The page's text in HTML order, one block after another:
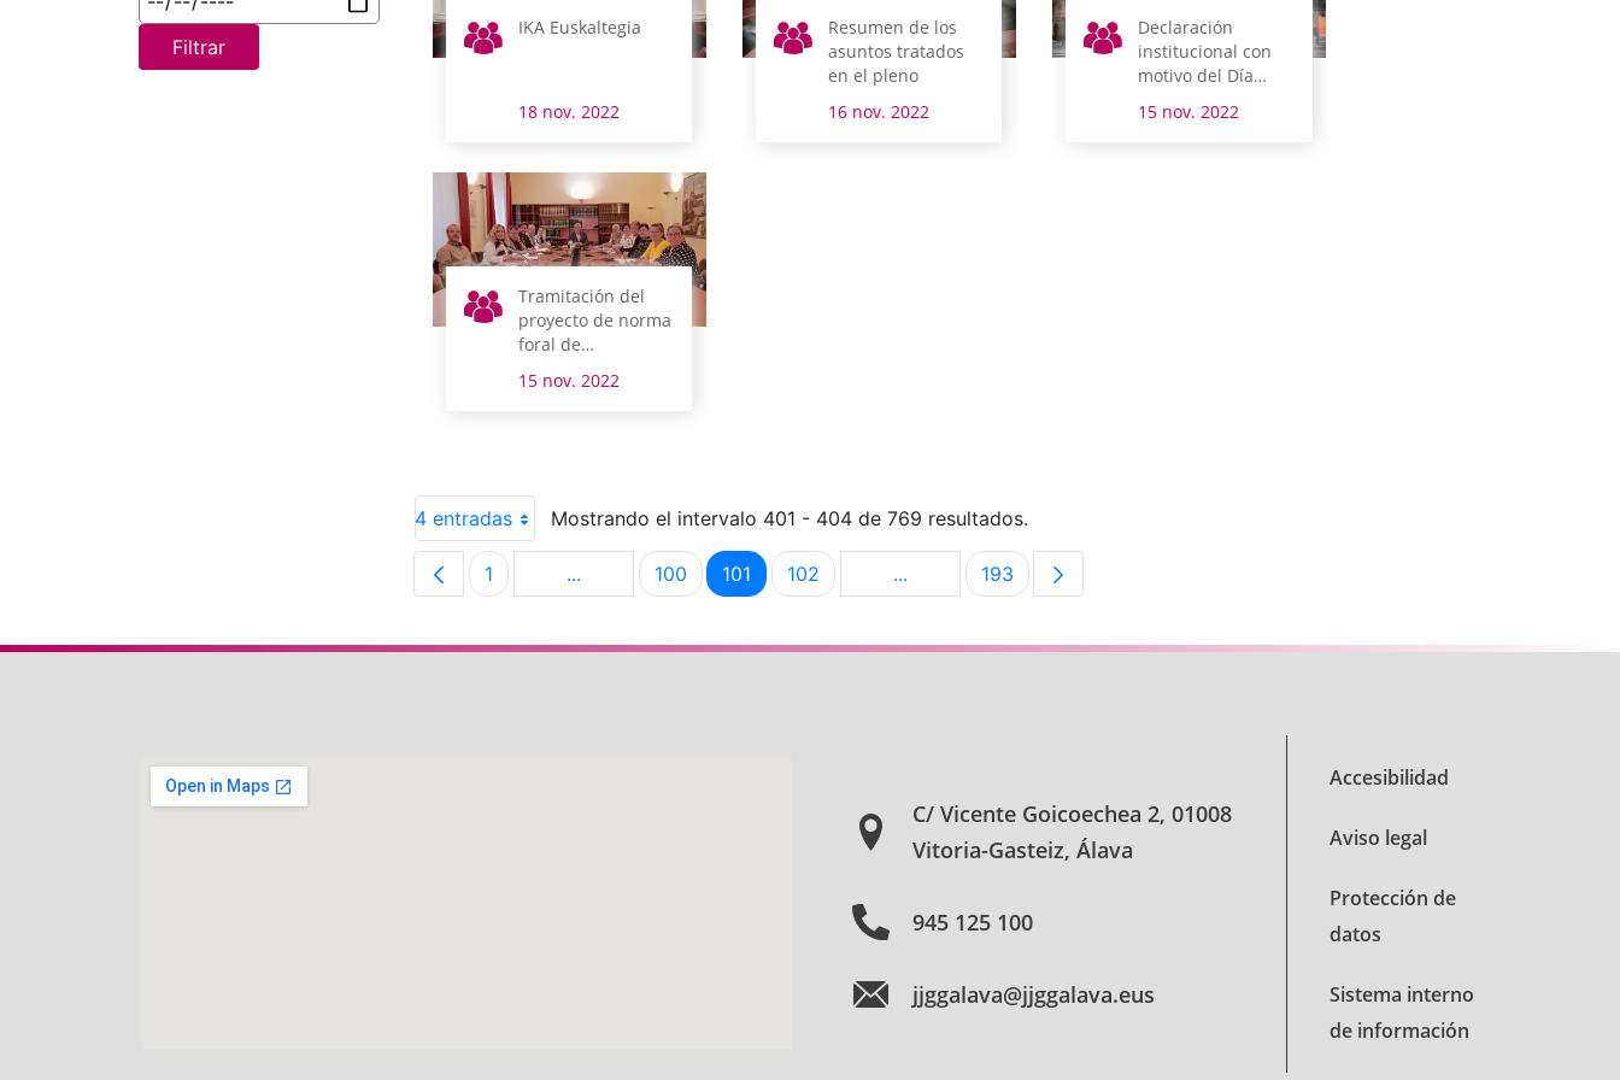
Filtrar
IKA Euskaltegia
18 nov. 2022
Resumen de los
asuntos tratados
en el pleno
16 nov. 2022
Declaración
institucional con
motivo del Día
Infancia
15 nov. 2022
Tramitación del
proyecto de norma
foral de
Territorio Histórico
15 nov. 2022
4 entradas Mostrando el intervalo 401 - 404 de 769 resultados.
Página
1 ...Páginas intermedias Use TAB para desplazarse.
Página
100 Página
101 Página
102 ...Páginas intermedias Use TAB para desplazarse.
Página
193
C/ Vicente Goicoechea 2, 01008
Vitoria-Gasteiz, Álava
945 125 100
jjggalava@jjggalava.eus
Accesibilidad
Aviso legal
Protección de
datos
Sistema interno
de información